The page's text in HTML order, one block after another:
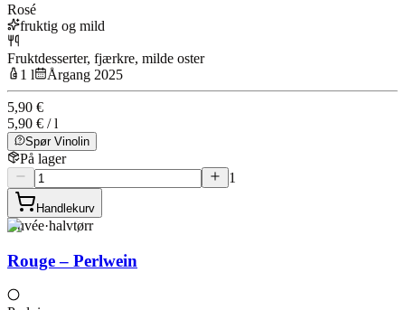
Rosé
fruktig og mild
Fruktdesserter, fjærkre, milde oster
1 l
Årgang 2025
5,90 €
5,90 € / l
Spør Vinolin
På lager
1
Handlekurv
Cuvée·halvtørr
Rouge – Perlwein